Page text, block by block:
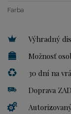
Farba
Výhradný
Možnosť
30 dní na
Doprava